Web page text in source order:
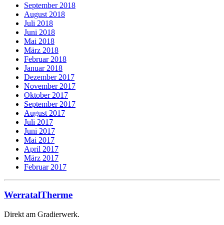
September 2018
August 2018
Juli 2018
Juni 2018
Mai 2018
März 2018
Februar 2018
Januar 2018
Dezember 2017
November 2017
Oktober 2017
September 2017
August 2017
Juli 2017
Juni 2017
Mai 2017
April 2017
März 2017
Februar 2017
WerratalTherme
Direkt am Gradierwerk.